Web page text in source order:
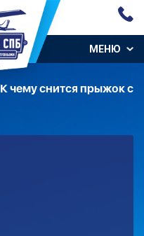
МЕНЮ
К чему снится прыжок с